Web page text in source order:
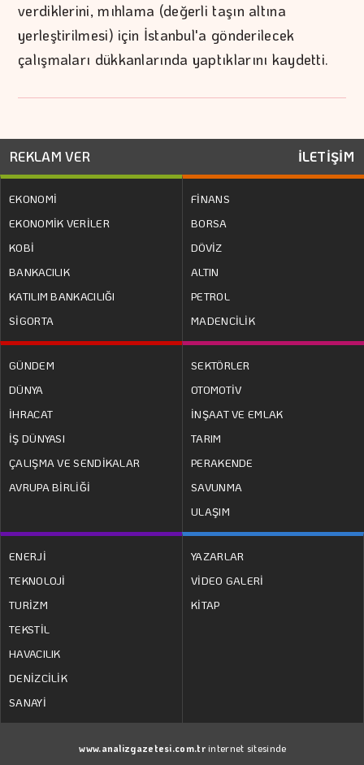
verdiklerini, mıhlama (değerli taşın altına
yerleştirilmesi) için İstanbul'a gönderilecek
çalışmaları dükkanlarında yaptıklarını kaydetti.
REKLAM VER İLETİŞİM
EKONOMİ
EKONOMİK VERİLER
KOBİ
BANKACILIK
KATILIM BANKACILIĞI
SİGORTA
FİNANS
BORSA
DÖVİZ
ALTIN
PETROL
MADENCİLİK
GÜNDEM
DÜNYA
İHRACAT
İŞ DÜNYASI
ÇALIŞMA VE SENDİKALAR
AVRUPA BİRLİĞİ
SEKTÖRLER
OTOMOTİV
İNŞAAT VE EMLAK
TARIM
PERAKENDE
SAVUNMA
ULAŞIM
ENERJİ
TEKNOLOJİ
TURİZM
TEKSTİL
HAVACILIK
DENİZCİLİK
SANAYİ
YAZARLAR
VİDEO GALERİ
KİTAP
www.analizgazetesi.com.trinternet sitesinde